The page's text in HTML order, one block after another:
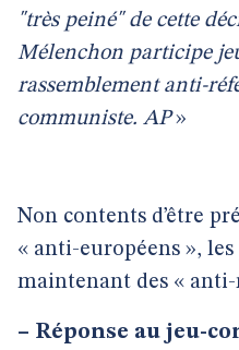
"très peiné" de cette
Mélenchon participe
rassemblement anti-
communiste. AP»
Non contents d’être
« anti-européens »,
maintenant des «
– Réponse au jeu-